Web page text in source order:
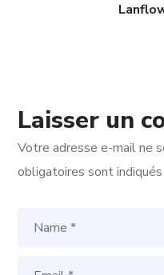
Laisser un
Votre adresse e-mail ne
obligatoires sont